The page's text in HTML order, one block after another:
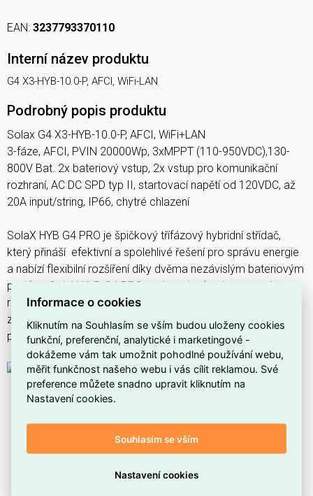
EAN: 3237793370110
Interní název produktu
G4 X3-HYB-10.0-P, AFCI, WiFi-LAN
Podrobný popis produktu
Solax G4 X3-HYB-10.0-P, AFCI, WiFi+LAN
3-fáze, AFCI, PVIN 20000Wp, 3xMPPT (110-950VDC),130-
800V Bat. 2x bateriový vstup, 2x vstup pro komunikační
rozhraní, AC DC SPD typ II, startovací napětí od 120VDC, až
20A input/string, IP66, chytré chlazení
SolaX HYB G4 PRO je špičkový třífázový hybridní střídač,
který přináší efektivní a spolehlivé řešení pro správu energie
a nabízí flexibilní rozšíření díky dvěma nezávislým bateriovým
portům. SolaX HYB G4 PRO podporuje různé provozní
režimy, včetně mikrosítě a generátorového módu, což
zajišťuje všestrannost a přizpůsobivost vašim projektům a
potřebám.
Výkonové řady 4-15 kW
2x MPPT (20A/20A) pro výkonové řady
4https://www.gbc-solino.cz/5https://www.gbc-
3x MPPT (20A/20A/20A) pro výkonové řady
Informace o cookies
Kliknutím na Souhlasím se vším budou uloženy cookies
funkční, preferenční, analytické i marketingové -
dokážeme vám tak umožnit pohodlné používání webu,
měřit funkčnost našeho webu i vás cílit reklamou. Své
preference můžete snadno upravit kliknutím na
Nastavení cookies.
Souhlasím se vším
Nastavení cookies